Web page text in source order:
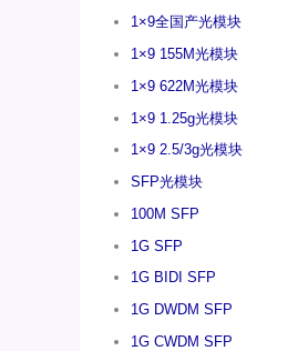
1×9全国产光模块
1×9 155M光模块
1×9 622M光模块
1×9 1.25g光模块
1×9 2.5/3g光模块
SFP光模块
100M SFP
1G SFP
1G BIDI SFP
1G DWDM SFP
1G CWDM SFP